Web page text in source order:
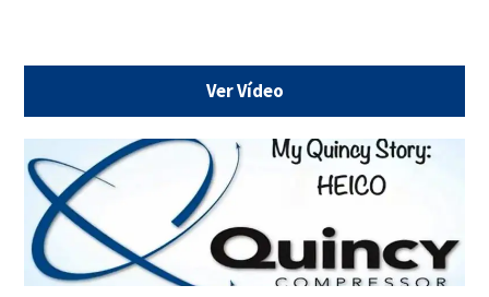
Ver Vídeo